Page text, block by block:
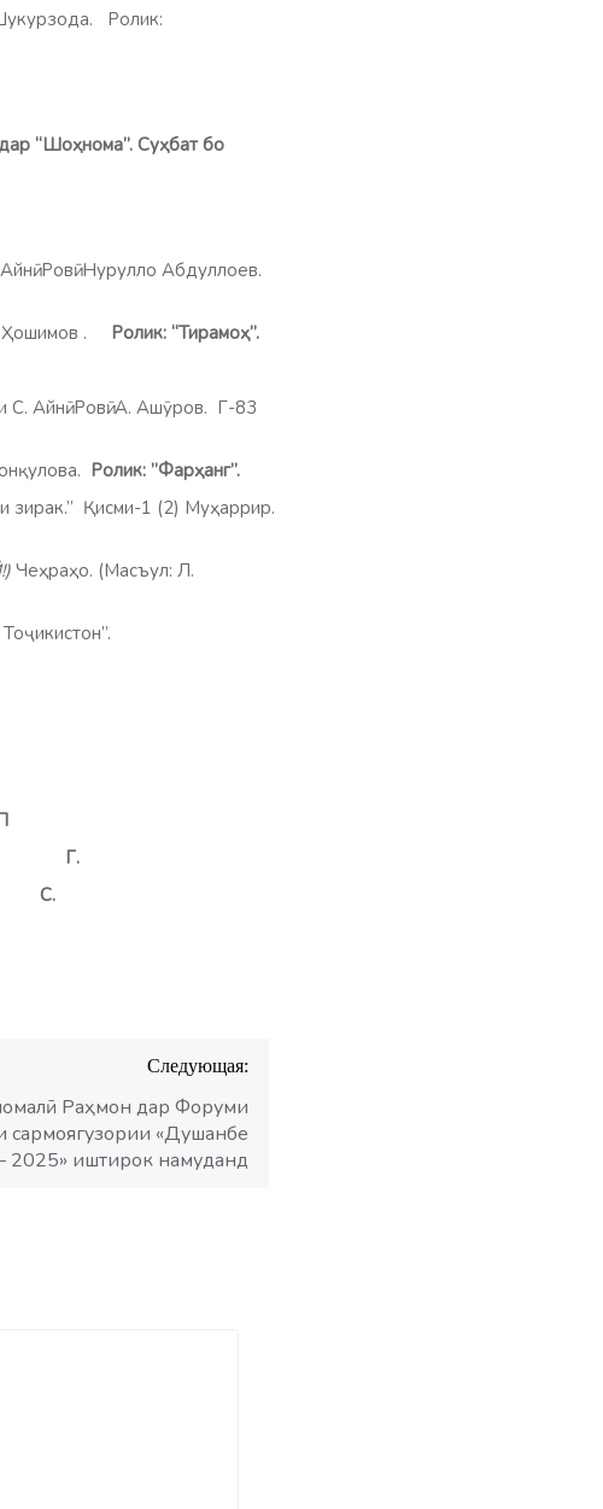
Ролик:
“Шоҳнома”. Суҳбат бо
Ровӣ: Нурулло Абдуллоев.
. Ролик: “Тирамоҳ”.
Айнӣ. Ровӣ: А. Ашӯров. Г-83
Ролик: ”Фарҳанг”.
Қисми-1 (2) Муҳаррир.
Чеҳраҳо. (Масъул: Л.
П
Г.
С.
Следующая:
Раҳмон дар Форуми
сармоягузории «Душанбе
2025» иштирок намуданд